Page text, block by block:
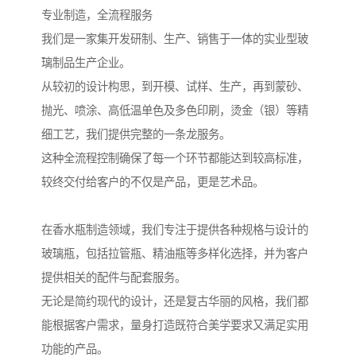
专业制造，全流程服务
我们是一家集开发研制、生产、销售于一体的实业型玻
璃制品生产企业。
从较初的设计构思，到开模、试样、生产，再到蒙砂、
抛光、喷涂、高低温单色及多色印刷，烫金（银）等精
细工艺，我们提供完整的一条龙服务。
这种全流程控制确保了每一个环节都能达到较高标准，
较终交付给客户的不仅是产品，更是艺术品。
在香水瓶制造领域，我们专注于提供各种规格与设计的
玻璃瓶，包括拉管瓶、精油瓶等多样化选择，并为客户
提供相关的配件与配套服务。
无论是简约现代的设计，还是复古华丽的风格，我们都
能根据客户需求，量身打造既符合美学要求又满足实用
功能的产品。